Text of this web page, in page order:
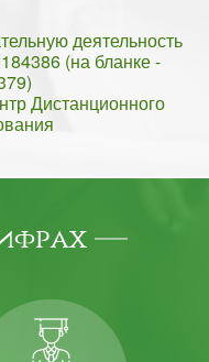
деятельность
(на бланке -
Дистанционного